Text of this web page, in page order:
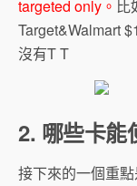
targeted only。 比
Target&Walmart
沒有T T
2. 哪些卡能
接下來的一個重